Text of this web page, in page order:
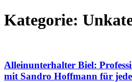
Kategorie:
Alleinunterhalter Biel:
mit Sandro Hoffmann für